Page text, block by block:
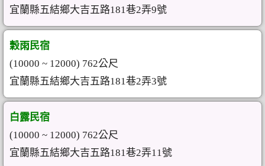
宜蘭縣五結鄉大吉五路181巷2弄9號
穀雨民宿
(10000 ~ 12000) 762公尺
宜蘭縣五結鄉大吉五路181巷2弄3號
白露民宿
(10000 ~ 12000) 762公尺
宜蘭縣五結鄉大吉五路181巷2弄11號